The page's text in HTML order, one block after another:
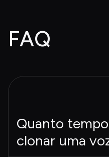
FAQ
Quanto
clonar uma